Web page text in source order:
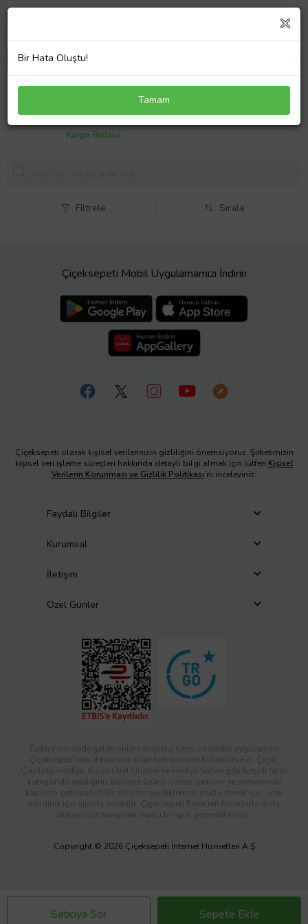
Volkswagen Bora 99/05 Plaka Lambası
608,30 TL
Kargo Bedava
Satıcıya Sor Sepete Ekle
Filtrele Sırala
Çiçeksepeti Mobil Uygulamamızı İndirin
Çiçeksepeti olarak kişisel verilerinizin gizliliğini önemsiyoruz. Şirketimizin
kişisel veri işleme süreçleri hakkında detaylı bilgi almak için lütfen Kişisel
Verilerin Korunması ve Gizlilik Politikası’nı inceleyiniz.
Faydalı Bilgiler
Kurumsal
İletişim
Özel Günler
Türkiye’nin önde gelen online alışveriş sitesi ve mobil uygulaması
Çiçeksepeti’nde, ihtiyacınız olan tüm ürünleri bulabilirsiniz. Çiçek,
Çikolata, Hediye, Kişiye Özel Ürünler ve Hediye Setleri gibi birçok farklı
kategoride aradığınız binlerce ürünü sizlere sunuyor ve zamanında
kapınıza getiriyoruz! Siz de ister sevdiklerinizi mutlu etmek için, ister
kendiniz için sipariş verebilir; Çiçeksepeti Extra’nın fırsatlarla dolu
dünyasıyla tanışarak mutlu bir gün geçirebilirsiniz.
Copyright © 2026 Çiçeksepeti İnternet Hizmetleri A.Ş
Bir Hata Oluştu!
Tamam